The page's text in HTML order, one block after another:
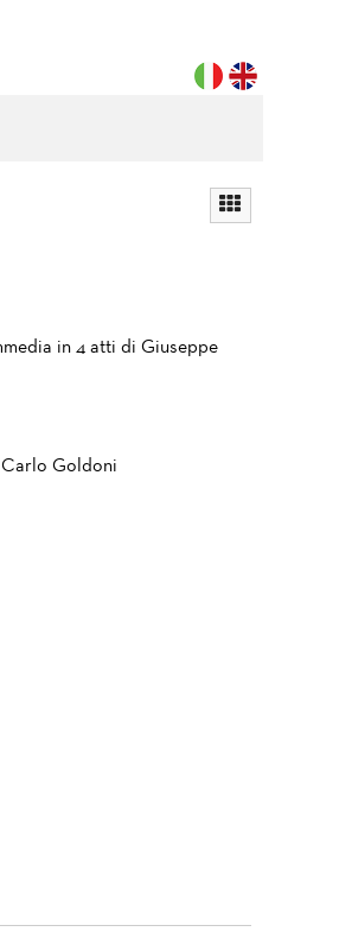
in 4 atti di Giuseppe
Goldoni